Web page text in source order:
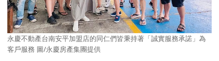
永慶不動產台南安平加盟店的同仁們皆秉持著「誠實服務承諾」為
客戶服務 圖/永慶房產集團提供